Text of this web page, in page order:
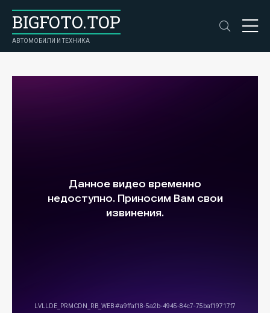
BIGFOTO.TOP
АВТОМОБИЛИ И ТЕХНИКА